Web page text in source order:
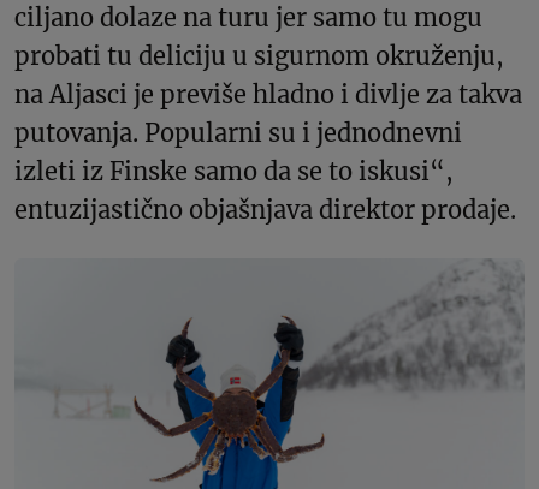
ciljano dolaze na turu jer samo tu mogu
probati tu deliciju u sigurnom okruženju,
na Aljasci je previše hladno i divlje za takva
putovanja. Popularni su i jednodnevni
izleti iz Finske samo da se to iskusi“,
entuzijastično objašnjava direktor prodaje.